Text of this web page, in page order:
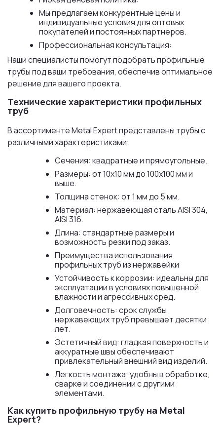
Мы предлагаем конкурентные цены и
индивидуальные условия для оптовых
покупателей и постоянных партнеров.
Профессиональная консультация:
Наши специалисты помогут подобрать профильные
трубы под ваши требования, обеспечив оптимальное
решение для вашего проекта.
Технические характеристики профильных
труб
В ассортименте Metal Expert представлены трубы с
различными характеристиками:
Сечения: квадратные и прямоугольные.
Размеры: от 10x10 мм до 100x100 мм и
выше.
Толщина стенок: от 1 мм до 5 мм.
Материал: нержавеющая сталь AISI 304,
AISI 316.
Длина: стандартные размеры и
возможность резки под заказ.
Преимущества использования
профильных труб из нержавейки
Устойчивость к коррозии: идеальны для
эксплуатации в условиях повышенной
влажности и агрессивных сред.
Долговечность: срок службы
нержавеющих труб превышает десятки
лет.
Эстетичный вид: гладкая поверхность и
аккуратные швы обеспечивают
привлекательный внешний вид изделий.
Легкость монтажа: удобны в обработке,
сварке и соединении с другими
элементами.
Как купить профильную трубу на Metal
Expert?